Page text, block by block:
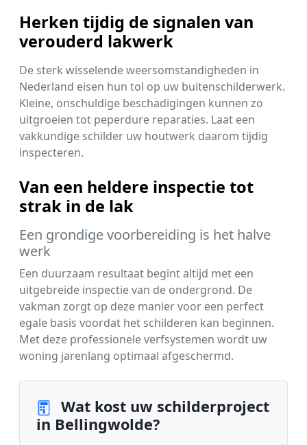
Herken tijdig de signalen van
verouderd lakwerk
De sterk wisselende weersomstandigheden in
Nederland eisen hun tol op uw buitenschilderwerk.
Kleine, onschuldige beschadigingen kunnen zo
uitgroeien tot peperdure reparaties. Laat een
vakkundige schilder uw houtwerk daarom tijdig
inspecteren.
Van een heldere inspectie tot
strak in de lak
Een grondige voorbereiding is het halve
werk
Een duurzaam resultaat begint altijd met een
uitgebreide inspectie van de ondergrond. De
vakman zorgt op deze manier voor een perfect
egale basis voordat het schilderen kan beginnen.
Met deze professionele verfsystemen wordt uw
woning jarenlang optimaal afgeschermd.
Wat kost uw schilderproject
in Bellingwolde?